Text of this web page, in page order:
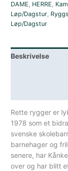
DAME, HERRE,
Løp/Dagstur,
Løp/Dagstur
Beskrivelse
Rette rygger er
1978 som et
svenske
barnehager og
senere, har
over og har blitt